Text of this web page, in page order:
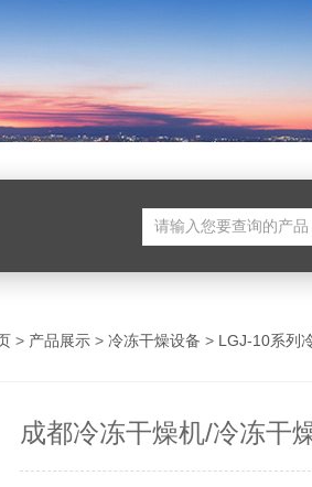
> 产品展示 > 冷冻干燥设备 > LGJ-10系列
成都冷冻干燥机/冷冻干